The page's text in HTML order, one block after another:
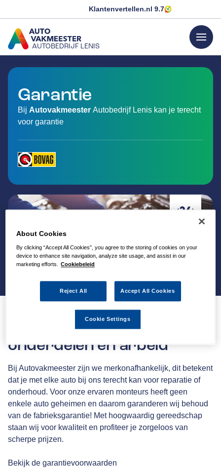
Klantenvertellen.nl 9.7
AUTOBEDRIJF LENIS
GA NAAR DE HOMEPAGINA
menu
Garantie
Bij Autovakmeester Autobedrijf Lenis kan je terecht
voor garantie
36 maanden garantie op
onderdelen en arbeid
Bij Autovakmeester zijn we merkonafhankelijk, dit betekent
dat je met elke auto bij ons terecht kan voor reparatie of
onderhoud. Voor onze ervaren monteurs heeft geen
enkele auto geheimen en daarom garanderen wij behoud
van de fabrieksgarantie! Met hoogwaardig gereedschap
staan wij voor kwaliteit en profiteer je zorgeloos van
scherpe prijzen.
Bekijk de garantievoorwaarden
About Cookies
By clicking “Accept All Cookies”, you agree to the storing of cookies on your
device to enhance site navigation, analyze site usage, and assist in our
marketing efforts.
Cookiebeleid
Reject All Accept All Cookies
Cookie Settings